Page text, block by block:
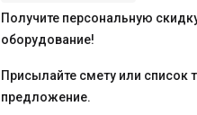
труб
16/20
Получите персональную
оборудование!
Присылайте смету или
предложение.